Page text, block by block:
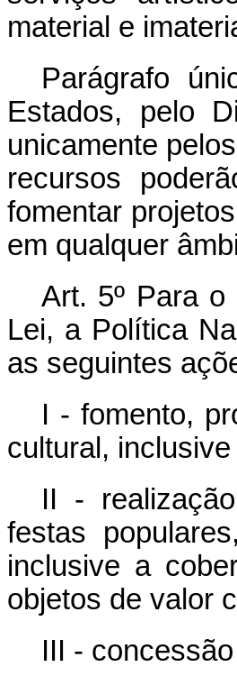
material e
Parágrafo
Estados, pelo
unicamente
recursos
fomentar
em qualquer
Art. 5º Para
Lei, a Política
as seguintes
I - fomento,
cultural,
II -
festas
inclusive a
objetos de valor
III -